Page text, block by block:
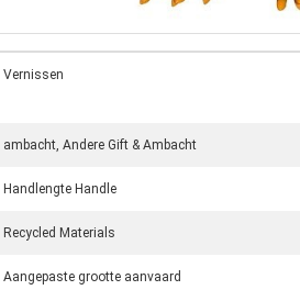
Vernissen
ambacht, Andere Gift & Ambacht
Handlengte Handle
Recycled Materials
Aangepaste grootte aanvaard